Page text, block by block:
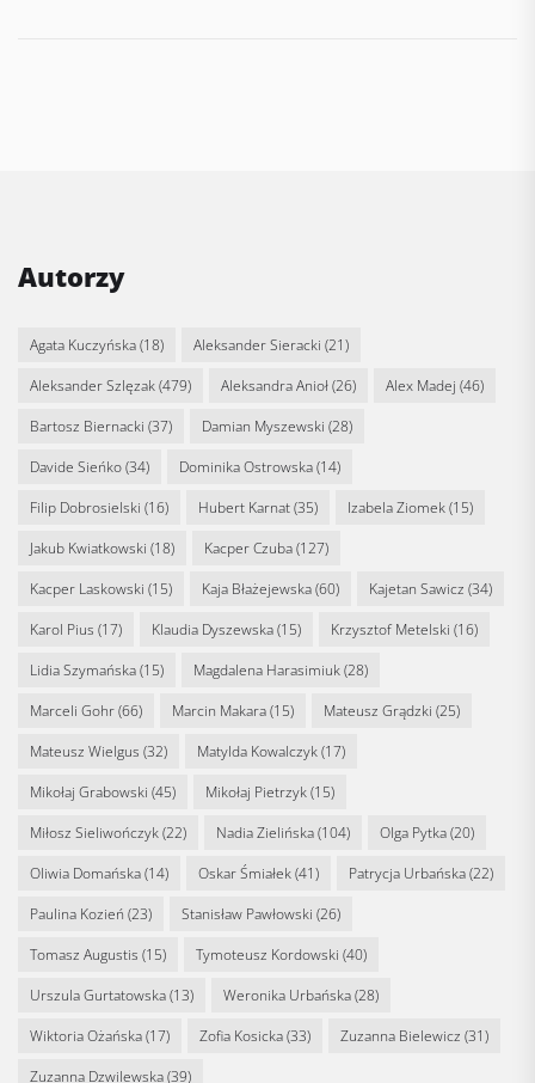
Autorzy
Agata Kuczyńska(18) Aleksander Sieracki (21)
Aleksander Szlęzak(479) Aleksandra Anioł(26) Alex Madej (46)
Bartosz Biernacki (37) Damian Myszewski (28)
Davide Sieńko(34) Dominika Ostrowska(14)
Filip Dobrosielski (16) Hubert Karnat(35) Izabela Ziomek(15)
Jakub Kwiatkowski (18) Kacper Czuba(127)
Kacper Laskowski (15) Kaja Błażejewska(60) Kajetan Sawicz (34)
Karol Pius (17) Klaudia Dyszewska(15) Krzysztof Metelski (16)
Lidia Szymańska(15) Magdalena Harasimiuk(28)
Marceli Gohr(66) Marcin Makara(15) Mateusz Grądzki (25)
Mateusz Wielgus (32) Matylda Kowalczyk(17)
Mikołaj Grabowski (45) Mikołaj Pietrzyk(15)
Miłosz Sieliwończyk(22) Nadia Zielińska(104) Olga Pytka(20)
Oliwia Domańska(14) Oskar Śmiałek(41) Patrycja Urbańska(22)
Paulina Kozień (23) Stanisław Pawłowski (26)
Tomasz Augustis (15) Tymoteusz Kordowski (40)
Urszula Gurtatowska(13) Weronika Urbańska(28)
Wiktoria Ożańska(17) Zofia Kosicka(33) Zuzanna Bielewicz (31)
Zuzanna Dzwilewska(39)